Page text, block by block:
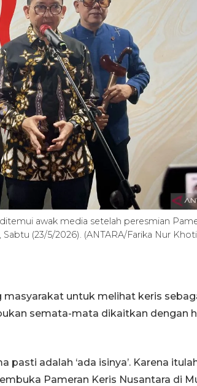
awak media setelah peresmian
(23/5/2026). (ANTARA/Farika Nur
untuk melihat keris
semata-mata dikaitkan dengan
pasti adalah ‘ada isinya’. Karena
Pameran Keris Nusantara di